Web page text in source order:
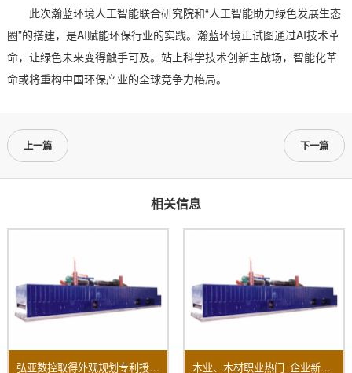
此次瀚蓝环境人工智能联合研究院和“人工智能助力绿色发展生态
圈”的搭建，是AI赋能环保行业的实践。瀚蓝环境正试图通过AI技术革
命，让绿色未来变得触手可及。站上科学技术创新主战场，智能化革
命或将重构中国环保产业的全球竞争力格局。
上一篇 下一篇
相关信息
弘亚数控取得外观规划专利授权：“数控四边锯” 木业、木材职业热门_企业新闻-木业网